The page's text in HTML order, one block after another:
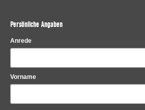
Persönliche Angaben
Anrede
Vorname